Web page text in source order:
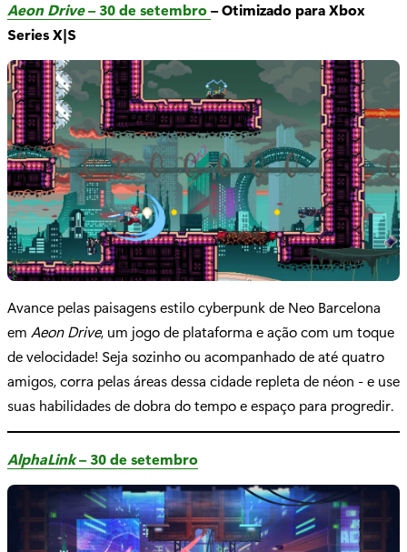
Aeon Drive– 30 de setembro– Otimizado para Xbox
Series X|S
Avance pelas paisagens estilo cyberpunk de Neo Barcelona
em Aeon Drive, um jogo de plataforma e ação com um toque
de velocidade! Seja sozinho ou acompanhado de até quatro
amigos, corra pelas áreas dessa cidade repleta de néon - e use
suas habilidades de dobra do tempo e espaço para progredir.
AlphaLink– 30 de setembro